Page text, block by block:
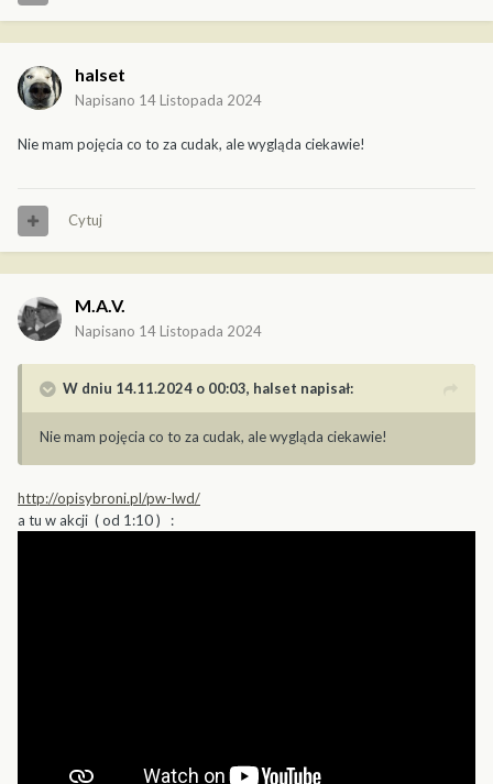
halset
Napisano 14 Listopada 2024
Nie mam pojęcia co to za cudak, ale wygląda ciekawie!
Cytuj
M.A.V.
Napisano 14 Listopada 2024
W dniu 14.11.2024 o 00:03, halset napisał:
Nie mam pojęcia co to za cudak, ale wygląda ciekawie!
http://opisybroni.pl/pw-lwd/
a tu w akcji ( od 1:10 ) :